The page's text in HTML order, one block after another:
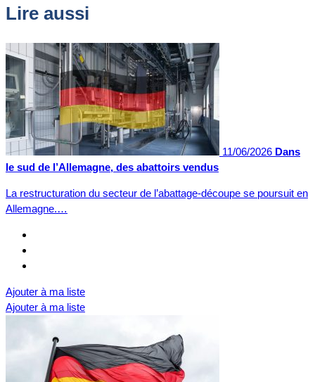
Lire aussi
11/06/2026 Dans
le sud de l’Allemagne, des abattoirs vendus
La restructuration du secteur de l’abattage-découpe se poursuit en
Allemagne.…
Ajouter à ma liste
Ajouter à ma liste